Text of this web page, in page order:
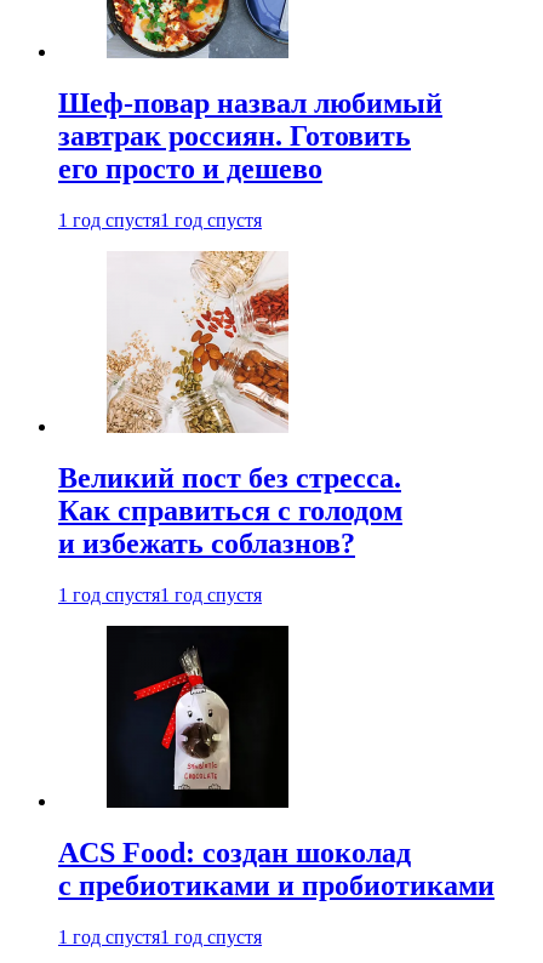
Шеф-повар назвал любимый
завтрак россиян. Готовить
его просто и дешево
1 год спустя1 год спустя
Великий пост без стресса.
Как справиться с голодом
и избежать соблазнов?
1 год спустя1 год спустя
ACS Food: создан шоколад
с пребиотиками и пробиотиками
1 год спустя1 год спустя